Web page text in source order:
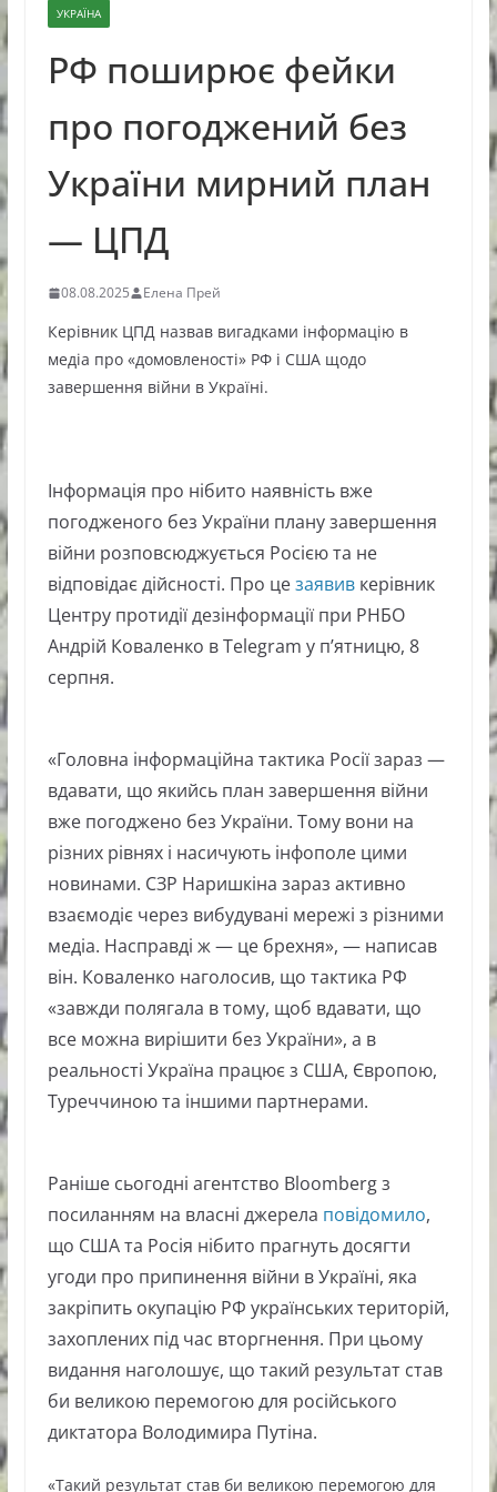
УКРАЇНА
РФ поширює фейки
про погоджений без
України мирний план
— ЦПД
08.08.2025 Елена Прей
Керівник ЦПД назвав вигадками інформацію в
медіа про «домовленості» РФ і США щодо
завершення війни в Україні.
Інформація про нібито наявність вже
погодженого без України плану завершення
війни розповсюджується Росією та не
відповідає дійсності. Про цезаявивкерівник
Центру протидії дезінформації при РНБО
Андрій Коваленко в Telegram у п’ятницю, 8
серпня.
«Головна інформаційна тактика Росії зараз —
вдавати, що якийсь план завершення війни
вже погоджено без України. Тому вони на
різних рівнях і насичують інфополе цими
новинами. СЗР Наришкіна зараз активно
взаємодіє через вибудувані мережі з різними
медіа. Насправді ж — це брехня», — написав
він. Коваленко наголосив, що тактика РФ
«завжди полягала в тому, щоб вдавати, що
все можна вирішити без України», а в
реальності Україна працює з США, Європою,
Туреччиною та іншими партнерами.
Раніше сьогодні агентство Bloomberg з
посиланням на власні джерела повідомило,
що США та Росія нібито прагнуть досягти
угоди про припинення війни в Україні, яка
закріпить окупацію РФ українських територій,
захоплених під час вторгнення. При цьому
видання наголошує, що такий результат став
би великою перемогою для російського
диктатора Володимира Путіна.
«Такий результат став би великою перемогою для